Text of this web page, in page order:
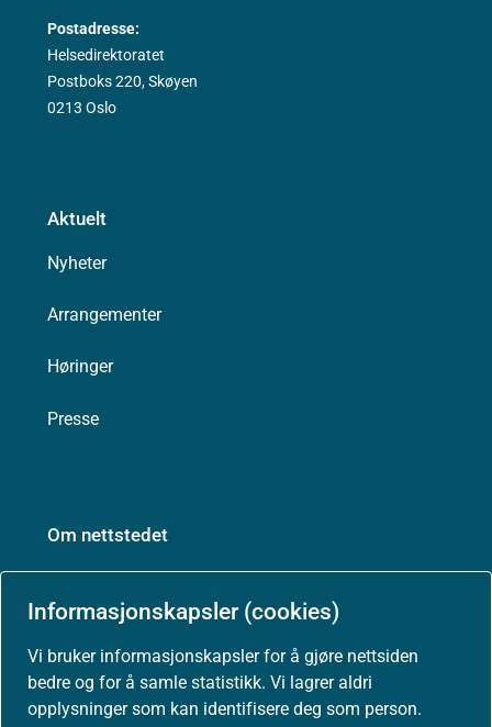
Informasjonskapsler (cookies)
Vi bruker informasjonskapsler for å gjøre nettsiden
bedre og for å samle statistikk. Vi lagrer aldri
opplysninger som kan identifisere deg som person.
Postadresse:
Helsedirektoratet
Postboks 220, Skøyen
0213 Oslo
Aktuelt
Nyheter
Arrangementer
Høringer
Presse
Om nettstedet
Personvernerklæring
Tilgjengelighetserklæring (uustatus.no)
Besøksstatistikk og informasjonskapsler